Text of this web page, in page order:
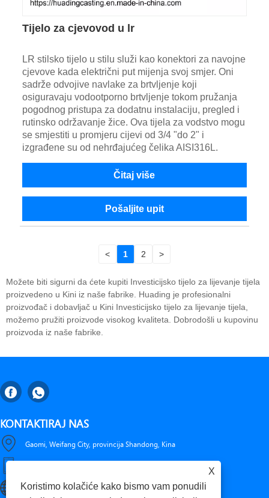
Tijelo za cjevovod u lr
LR stilsko tijelo u stilu služi kao konektori za navojne
cjevove kada električni put mijenja svoj smjer. Oni
sadrže odvojive navlake za brtvljenje koji
osiguravaju vodootporno brtvljenje tokom pružanja
pogodnog pristupa za dodatnu instalaciju, pregled i
rutinsko održavanje žice. Ova tijela za vodstvo mogu
se smjestiti u promjeru cijevi od 3/4 "do 2" i
izgrađene su od nehrđajućeg čelika AISI316L.
Čitaj više
Pošaljite upit
< 1 2 >
Možete biti sigurni da ćete kupiti Investicijsko tijelo za lijevanje tijela
proizvedeno u Kini iz naše fabrike. Huading je profesionalni
proizvođač i dobavljač u Kini Investicijsko tijelo za lijevanje tijela,
možemo pružiti proizvode visokog kvaliteta. Dobrodošli u kupovinu
proizvoda iz naše fabrike.
KONTAKTIRAJ NAS
Gaomi, Weifang City, provincija Shandong, Kina
luckxing@huadingcasting.com
X
Koristimo kolačiće kako bismo vam ponudili